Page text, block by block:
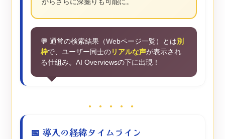
💬 通常の検索結果（Webページ一覧）とは別
枠で、ユーザー同士のリアルな声が表示され
る仕組み。AI Overviewsの下に出現！
● ● ● ● ●
📅 導入の経緯タイムライン